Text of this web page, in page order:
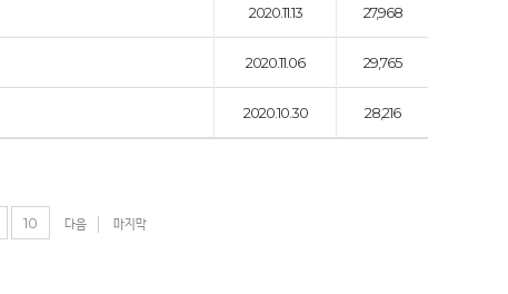
2020.11.13 27,968
2020.11.06 29,765
2020.10.30 28,216
10 다음 마지막